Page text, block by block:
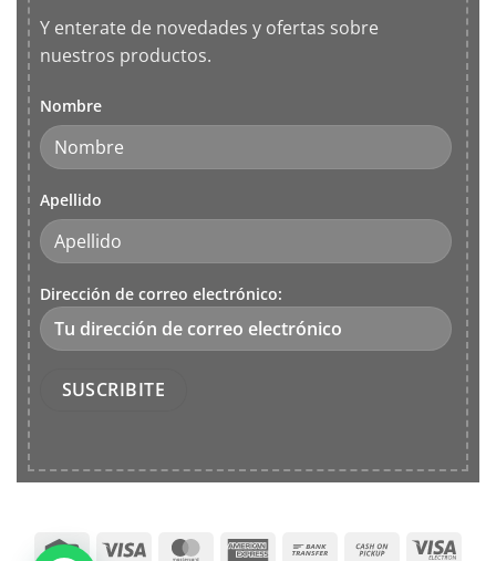
Y enterate de novedades y ofertas sobre
nuestros productos.
Nombre
Apellido
Dirección de correo electrónico:
Credit Visa MasterCardAmerican Bank Cash Visa